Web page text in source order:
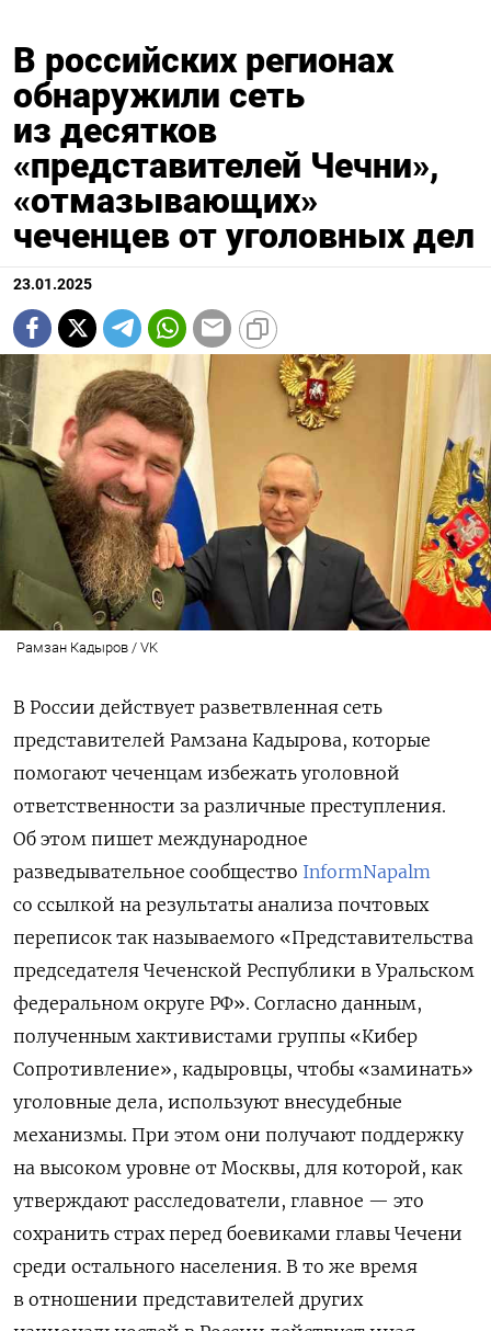
В российских регионах
обнаружили сеть
из десятков
«представителей Чечни»,
«отмазывающих»
чеченцев от уголовных дел
23.01.2025
Рамзан Кадыров / VK
В России действует разветвленная сеть
представителей Рамзана Кадырова, которые
помогают чеченцам избежать уголовной
ответственности за различные преступления.
Об этом пишет международное
разведывательное сообщество InformNapalm
со ссылкой на результаты анализа почтовых
переписок так называемого «Представительства
председателя Чеченской Республики в Уральском
федеральном округе РФ». Согласно данным,
полученным хактивистами группы «Кибер
Сопротивление», кадыровцы, чтобы «заминать»
уголовные дела, используют внесудебные
механизмы. При этом они получают поддержку
на высоком уровне от Москвы, для которой, как
утверждают расследователи, главное — это
сохранить страх перед боевиками главы Чечени
среди остального населения. В то же время
в отношении представителей других